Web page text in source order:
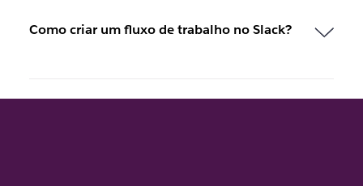
Como criar um fluxo de trabalho no Slack?